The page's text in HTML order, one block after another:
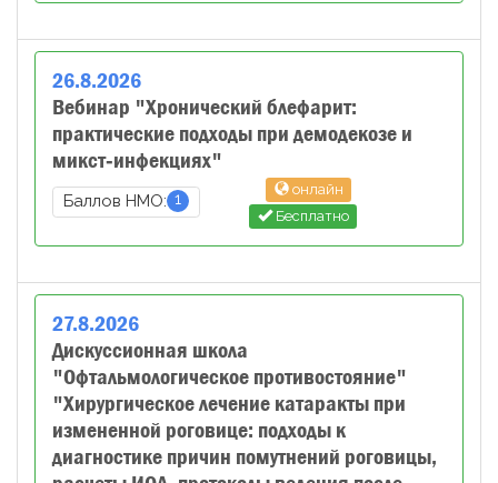
26.8.2026
Вебинар "Хронический блефарит:
практические подходы при демодекозе и
микст‑инфекциях"
Баллов НМО: 1
онлайн
Бесплатно
27.8.2026
Дискуссионная школа
"Офтальмологическое противостояние"
"Хирургическое лечение катаракты при
измененной роговице: подходы к
диагностике причин помутнений роговицы,